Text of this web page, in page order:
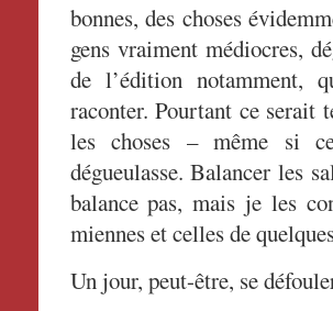
bonnes, des choses
gens vraiment médiocres,
de l’édition notamment,
raconter. Pourtant ce serait
les choses – même si
dégueulasse. Balancer les
balance pas, mais je les
miennes et celles de
Un jour, peut-être, se